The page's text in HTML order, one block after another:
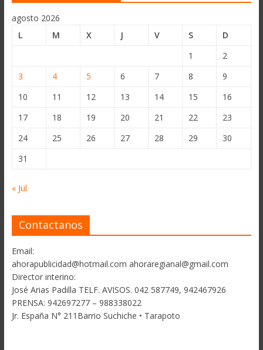
agosto 2026
L
M X J V S
D
1
2
3
4 5 6 7 8
9
10
11 12 13 14 15
16
17
18 19 20 21 22
23
24
25 26 27 28 29
30
31
« Jul
Contactanos
Email:
ahorapublicidad@hotmail.com ahoraregianal@gmail.com
Director interino:
José Arias Padilla TELF. AVISOS. 042 587749, 942467926
PRENSA: 942697277 – 988338022
Jr. España N° 211Barrio Suchiche • Tarapoto